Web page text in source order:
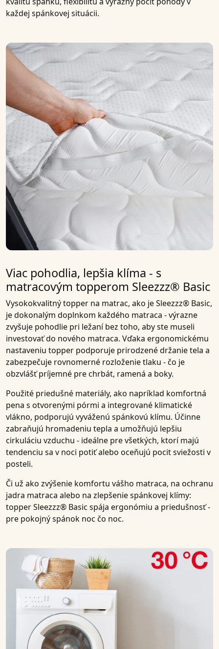
každej spánkovej situácii.
Viac pohodlia, lepšia klíma - s
matracovým topperom Sleezzz® Basic
Vysokokvalitnýtopper na matrac, ako jeSleezzz® Basic,
je dokonalým doplnkom každého matraca - výrazne
zvyšuje pohodlie pri ležaní bez toho, aby ste museli
investovať do nového matraca. Vďaka ergonomickému
nastaveniu topper podporuje prirodzené držanie tela a
zabezpečuje rovnomerné rozloženie tlaku - čo je
obzvlášť príjemné pre chrbát, ramená a boky.
Použité priedušné materiály, ako napríklad komfortná
pena s otvorenými pórmi a integrované klimatické
vlákno, podporujú vyváženú spánkovú klímu. Účinne
zabraňujú hromadeniu tepla a umožňujú lepšiu
cirkuláciu vzduchu - ideálne pre všetkých, ktorí majú
tendenciu sa v noci potiť alebo oceňujú pocit sviežosti v
posteli.
Či už ako zvýšenie komfortu vášho matraca, na ochranu
jadra matraca alebo na zlepšenie spánkovej klímy:
topper Sleezzz® Basic spája ergonómiu a priedušnosť -
pre pokojný spánok noc čo noc.